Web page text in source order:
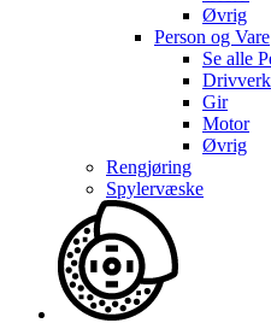
Øvrig
Person og Vare
Se alle
Drivverk
Gir
Motor
Øvrig
Rengjøring
Spylervæske